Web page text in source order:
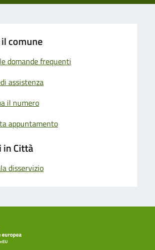
comune
domande frequenti
assistenza
il numero
appuntamento
in Città
disservizio